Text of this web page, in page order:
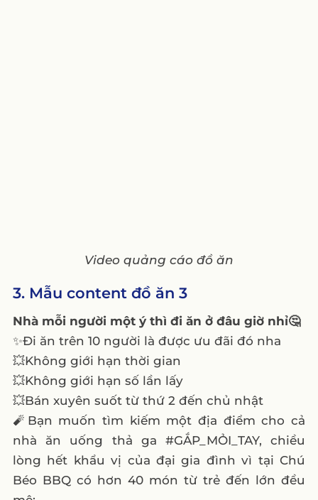
Video quảng cáo đồ ăn
3. Mẫu content đồ ăn 3
Nhà mỗi người một ý thì đi ăn ở đâu giờ nhỉ🤔
✨Đi ăn trên 10 người là được ưu đãi đó nha
💥Không giới hạn thời gian
💥Không giới hạn số lần lấy
💥Bán xuyên suốt từ thứ 2 đến chủ nhật
🧨Bạn muốn tìm kiếm một địa điểm cho cả
nhà ăn uống thả ga #GẮP_MỎI_TAY, chiều
lòng hết khẩu vị của đại gia đình vì tại Chú
Béo BBQ có hơn 40 món từ trẻ đến lớn đều